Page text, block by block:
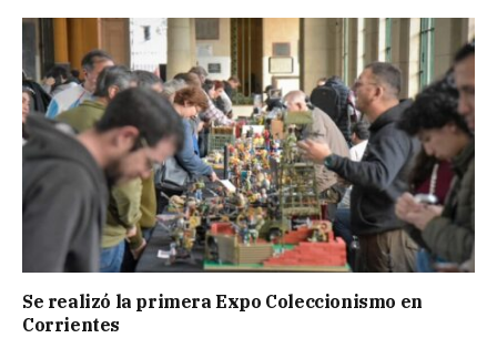
Se realizó la primera Expo Coleccionismo en
Corrientes